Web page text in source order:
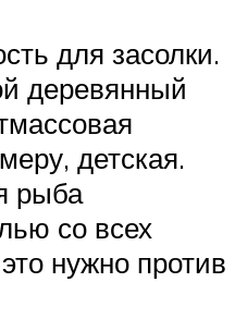
для засолки.
деревянный
детская.
рыба
со всех
нужно против